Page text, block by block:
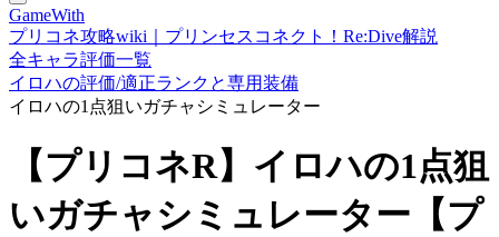
GameWith
プリコネ攻略wiki｜プリンセスコネクト！Re:Dive解説
全キャラ評価一覧
イロハの評価/適正ランクと専用装備
イロハの1点狙いガチャシミュレーター
【プリコネR】イロハの1点狙
いガチャシミュレーター【プ